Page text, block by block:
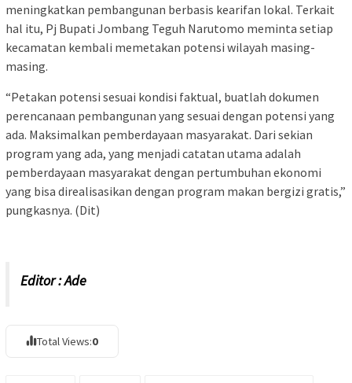
meningkatkan pembangunan berbasis kearifan lokal. Terkait
hal itu, Pj Bupati Jombang Teguh Narutomo meminta setiap
kecamatan kembali memetakan potensi wilayah masing-
masing.
“Petakan potensi sesuai kondisi faktual, buatlah dokumen
perencanaan pembangunan yang sesuai dengan potensi yang
ada. Maksimalkan pemberdayaan masyarakat. Dari sekian
program yang ada, yang menjadi catatan utama adalah
pemberdayaan masyarakat dengan pertumbuhan ekonomi
yang bisa direalisasikan dengan program makan bergizi gratis,”
pungkasnya. (Dit)
Editor : Ade
Total Views:0